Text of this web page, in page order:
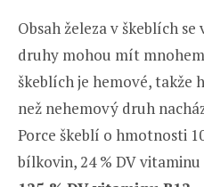
Obsah železa v škeblích
druhy mohou mít
škeblích je hemové, takže
než nehemový druh
Porce škeblí o hmotnosti
bílkovin, 24 % DV vitaminu